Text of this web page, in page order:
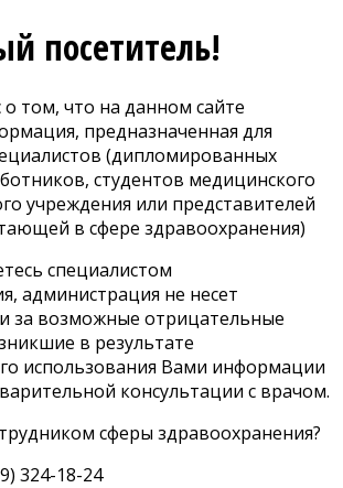
посетитель!
том, что на данном сайте
предназначенная для
(дипломированных
студентов медицинского
учреждения или представителей
в сфере здравоохранения)
специалистом
администрация не несет
за возможные отрицательные
в результате
использования Вами информации
консультации с врачом.
сферы здравоохранения?
324-18-24